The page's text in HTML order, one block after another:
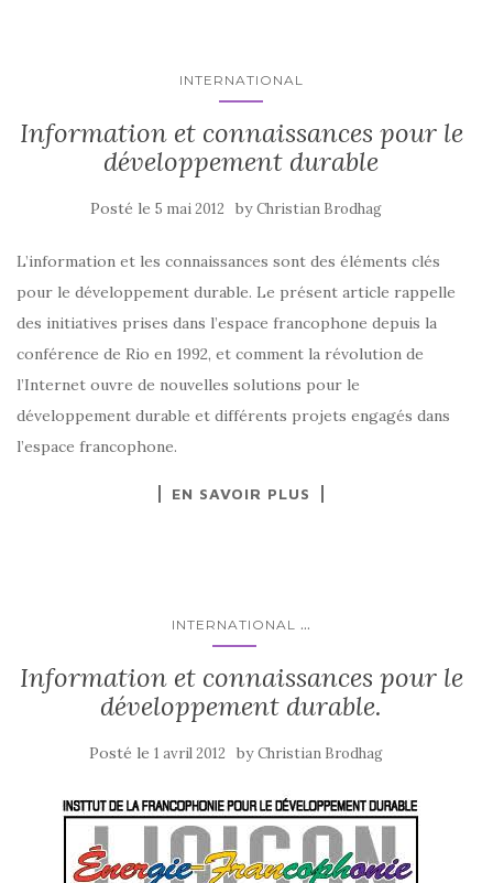
INTERNATIONAL
Information et connaissances pour le
développement durable
Posté le 5 mai 2012 byChristian Brodhag
L’information et les connaissances sont des éléments clés
pour le développement durable. Le présent article rappelle
des initiatives prises dans l’espace francophone depuis la
conférence de Rio en 1992, et comment la révolution de
l’Internet ouvre de nouvelles solutions pour le
développement durable et différents projets engagés dans
l’espace francophone.
EN SAVOIR PLUS
INTERNATIONAL ...
Information et connaissances pour le
développement durable.
Posté le 1 avril 2012 byChristian Brodhag